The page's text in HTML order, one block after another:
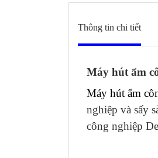
Thông tin chi tiết
Máy hút ẩm
Máy hút ẩm
nghiệp và sấy
công nghiệp